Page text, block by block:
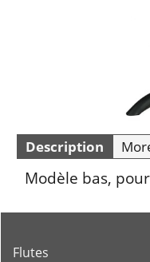
Description
Modèle bas,
Flutes